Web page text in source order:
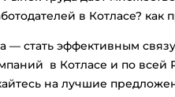
в Котласе? как
— стать эффективным
в Котласе и по
на лучшие